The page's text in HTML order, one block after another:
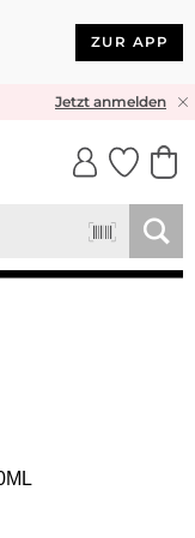
ZUR APP
Jetzt anmelden